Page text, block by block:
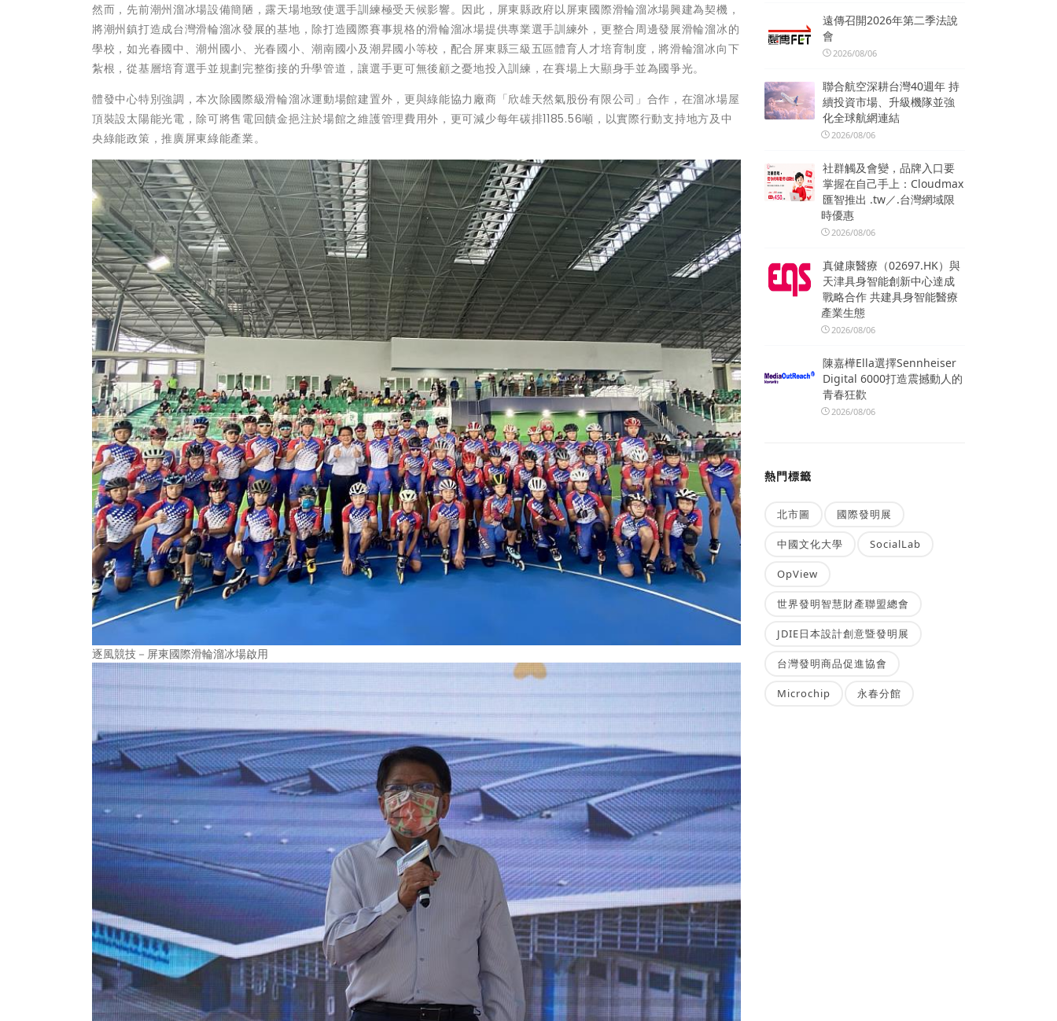
然而，先前潮州溜冰場設備簡陋，露天場地致使選手訓練極受天候影響。因此，屏東縣政府以屏東國際滑輪溜冰場興建為契機，
將潮州鎮打造成台灣滑輪溜冰發展的基地，除打造國際賽事規格的滑輪溜冰場提供專業選手訓練外，更整合周邊發展滑輪溜冰的
學校，如光春國中、潮州國小、光春國小、潮南國小及潮昇國小等校，配合屏東縣三級五區體育人才培育制度，將滑輪溜冰向下
紮根，從基層培育選手並規劃完整銜接的升學管道，讓選手更可無後顧之憂地投入訓練，在賽場上大顯身手並為國爭光。
體發中心特別強調，本次除國際級滑輪溜冰運動場館建置外，更與綠能協力廠商「欣雄天然氣股份有限公司」合作，在溜冰場屋
頂裝設太陽能光電，除可將售電回饋金挹注於場館之維護管理費用外，更可減少每年碳排1185.56噸，以實際行動支持地方及中
央綠能政策，推廣屏東綠能產業。
逐風競技－屏東國際滑輪溜冰場啟用
遠傳召開2026年第二季法說
會
2026/08/06
聯合航空深耕台灣40週年 持
續投資市場、升級機隊並強
化全球航網連結
2026/08/06
社群觸及會變，品牌入口要
掌握在自己手上：Cloudmax
匯智推出 .tw／.台灣網域限
時優惠
2026/08/06
真健康醫療（02697.HK）與
天津具身智能創新中心達成
戰略合作 共建具身智能醫療
產業生態
2026/08/06
陳嘉樺Ella選擇Sennheiser
Digital 6000打造震撼動人的
青春狂歡
2026/08/06
熱門標籤
北市圖 國際發明展
中國文化大學 SocialLab
OpView
世界發明智慧財產聯盟總會
JDIE日本設計創意暨發明展
台灣發明商品促進協會
Microchip 永春分館